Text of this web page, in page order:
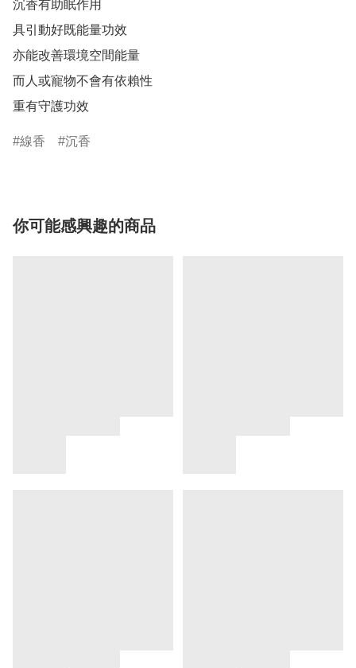
沉香有助眠作用
具引動好既能量功效
亦能改善環境空間能量
而人或寵物不會有依賴性
重有守護功效
線香 沉香
你可能感興趣的商品